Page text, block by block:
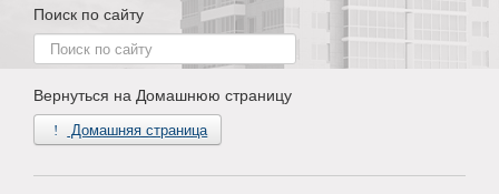
Поиск по сайту
Поиск
по
Вернуться на Домашнюю страницу
Домашняя страница